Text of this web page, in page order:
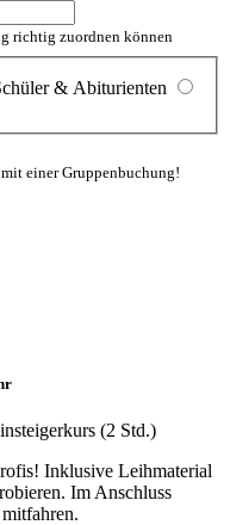
richtig zuordnen können
& Abiturienten
einer Gruppenbuchung!
(2 Std.)
Inklusive Leihmaterial
Im Anschluss